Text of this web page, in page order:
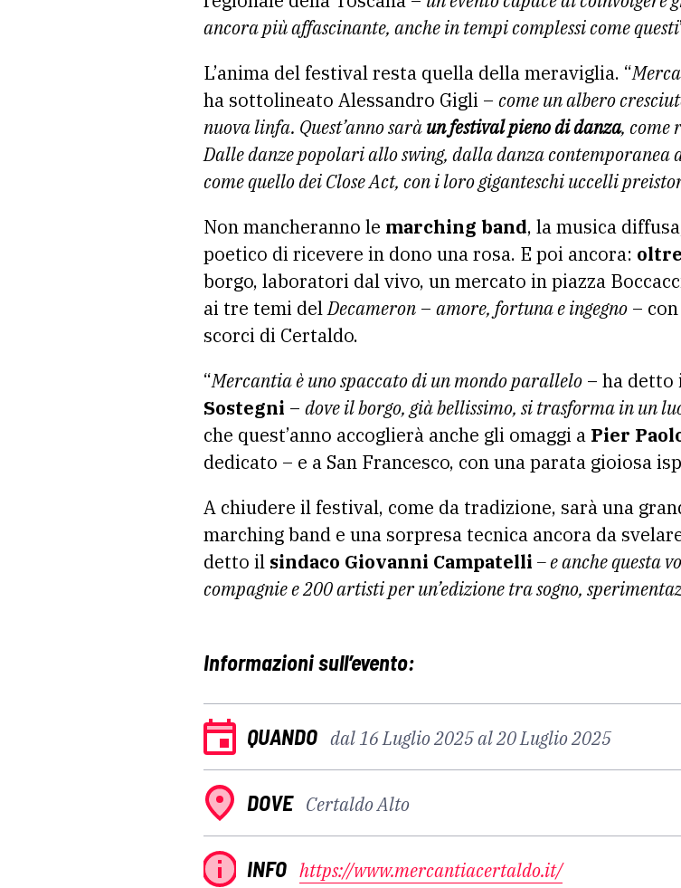
ancora più affascinante, anche in tempi complessi come questi
L’anima del festival resta quella della meraviglia. “
ha sottolineato Alessandro Gigli – come un albero
nuova linfa. Quest’anno saràun festival pieno di danza, come
Dalle danze popolari allo swing, dalla danza
come quello dei Close Act, con i loro giganteschi uccelli
Non mancheranno le marching band, la musica
poetico di ricevere in dono una rosa. E poi ancora:
borgo, laboratori dal vivo, un mercato in piazza
ai tre temi delDecameron – amore, fortuna e ingegno –
scorci di Certaldo.
“Mercantia è uno spaccato di un mondo parallelo – ha detto
Sostegni – dove il borgo, già bellissimo, si trasforma in un
che quest’anno accoglierà anche gli omaggi a Pier
dedicato – e a San Francesco, con una parata gioiosa
A chiudere il festival, come da tradizione, sarà una
marching band e una sorpresa tecnica ancora da
detto il sindaco Giovanni Campatelli – e anche questa
compagnie e 200 artisti per un’edizione tra sogno,
Informazioni sull’evento:
QUANDO dal 16 Luglio 2025 al 20 Luglio 2025
DOVE Certaldo Alto
INFO https://www.mercantiacertaldo.it/